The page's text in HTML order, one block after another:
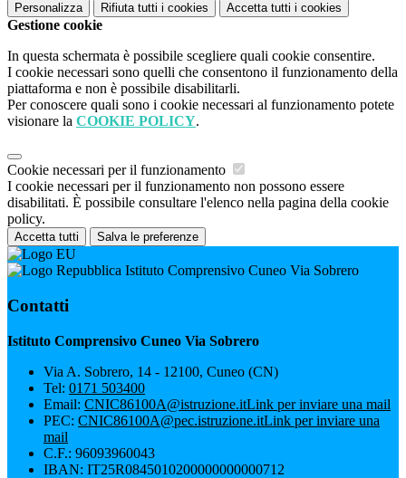
Personalizza Rifiuta tutti i cookies Accetta tutti i cookies
Gestione cookie
In questa schermata è possibile scegliere quali cookie consentire.
I cookie necessari sono quelli che consentono il funzionamento della
piattaforma e non è possibile disabilitarli.
Per conoscere quali sono i cookie necessari al funzionamento potete
visionare la COOKIE POLICY.
Cookie necessari per il funzionamento
I cookie necessari per il funzionamento non possono essere
disabilitati. È possibile consultare l'elenco nella pagina della cookie
policy.
Accetta tutti Salva le preferenze
Istituto Comprensivo Cuneo Via Sobrero
Contatti
Istituto Comprensivo Cuneo Via Sobrero
Via A. Sobrero, 14 - 12100, Cuneo (CN)
Tel: 0171 503400
Email: CNIC86100A@istruzione.itLink per inviare una mail
PEC: CNIC86100A@pec.istruzione.itLink per inviare una
mail
C.F.: 96093960043
IBAN: IT25R0845010200000000000712